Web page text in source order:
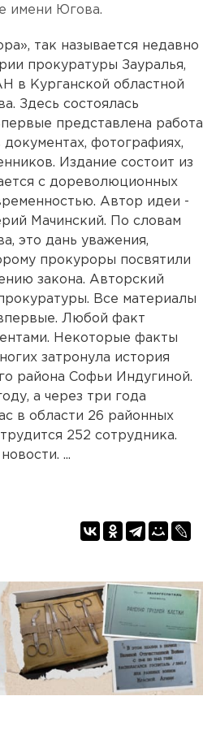
имени Югова.
так называется недавно
прокуратуры Зауралья,
в Курганской областной
Здесь состоялась
представлена работа
фотографиях,
Издание состоит из
с дореволюционных
Автор идеи -
Мачинский. По словам
это дань уважения,
прокуроры посвятили
закона. Авторский
Все материалы
Любой факт
Некоторые факты
затронула история
района Софьи Индугиной.
а через три года
в области 26 районных
252 сотрудника.
...